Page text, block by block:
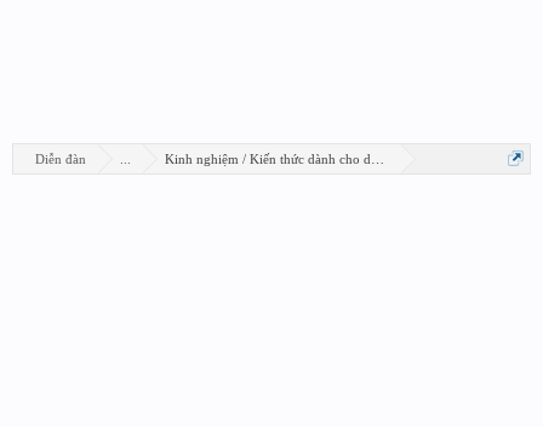
Diễn đàn Kinh nghiệm / Kiến thức dành cho designer